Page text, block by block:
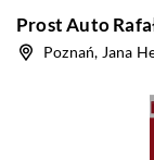
Prost Auto
Poznań, Jana